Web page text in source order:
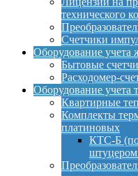
технического
Счетчики
Оборудование учета
Бытовые
Расходомер-
Оборудование учета
Квартирные
Комплекты
платиновых
КТС-Б